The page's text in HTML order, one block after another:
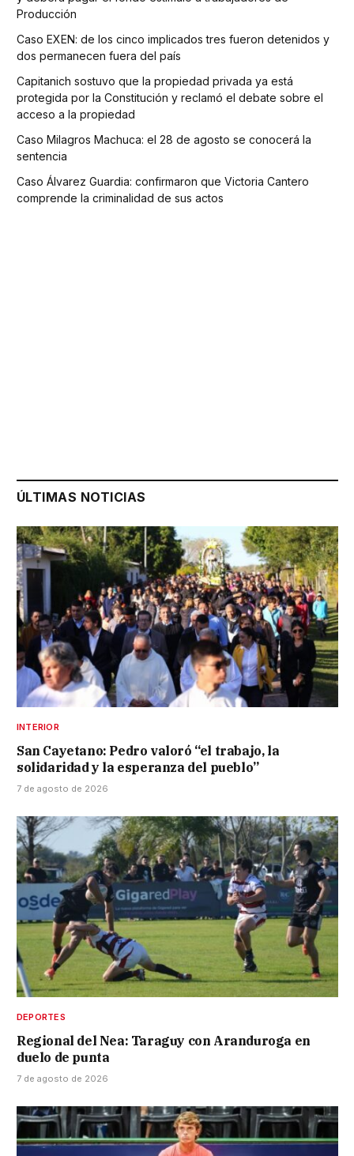
Producción
Caso EXEN: de los cinco implicados tres fueron detenidos y
dos permanecen fuera del país
Capitanich sostuvo que la propiedad privada ya está
protegida por la Constitución y reclamó el debate sobre el
acceso a la propiedad
Caso Milagros Machuca: el 28 de agosto se conocerá la
sentencia
Caso Álvarez Guardia: confirmaron que Victoria Cantero
comprende la criminalidad de sus actos
ÚLTIMAS NOTICIAS
INTERIOR
San Cayetano: Pedro valoró “el trabajo, la
solidaridad y la esperanza del pueblo”
7 de agosto de 2026
DEPORTES
Regional del Nea: Taraguy con Aranduroga en
duelo de punta
7 de agosto de 2026